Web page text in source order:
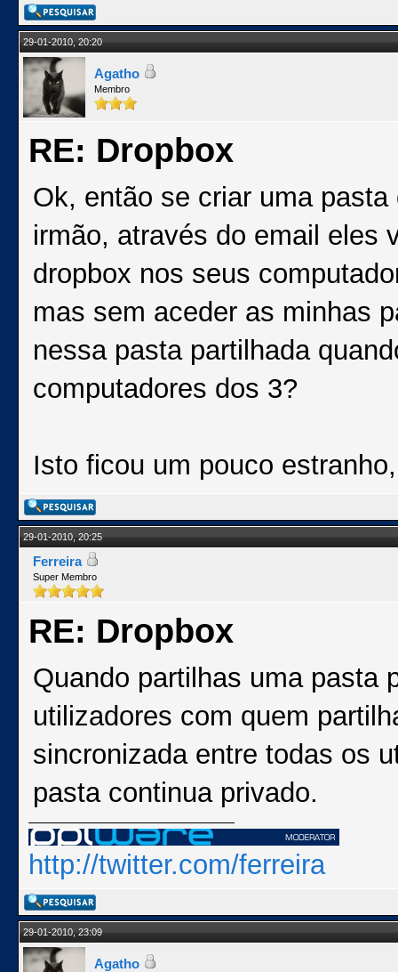
29-01-2010, 20:20
Agatho
Membro
RE: Dropbox
Ok, então se criar uma
irmão, através do email eles
dropbox nos seus
mas sem aceder as minhas
nessa pasta partilhada
computadores dos 3?
Isto ficou um pouco
29-01-2010, 20:25
Ferreira
Super Membro
RE: Dropbox
Quando partilhas uma pasta
utilizadores com quem
sincronizada entre todas os
pasta continua privado.
http://twitter.com/ferreira
29-01-2010, 23:09
Agatho